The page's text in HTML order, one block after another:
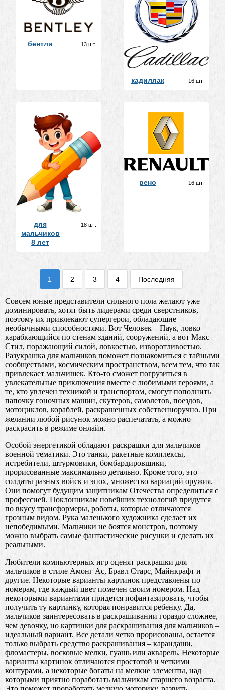
бентли 13 шт.
кадиллак 16 шт.
для
мальчиков
8 лет
18 шт.
рено 16 шт.
1 2 3 4 Последняя
Совсем юные представители сильного пола желают уже
доминировать, хотят быть лидерами среди сверстников,
поэтому их привлекают супергерои, обладающие
необычными способностями. Вот Человек – Паук, ловко
карабкающийся по стенам зданий, сооружений, а вот Макс
Стил, поражающий силой, ловкостью, изворотливостью.
Разукрашка для мальчиков поможет познакомиться с тайными
сообществами, космическим пространством, всем тем, что так
привлекает мальчишек. Кто-то сможет погрузиться в
увлекательные приключения вместе с любимыми героями, а
те, кто увлечен техникой и транспортом, смогут пополнить
папочку гоночных машин, скутеров, самолетов, поездов,
мотоциклов, кораблей, раскрашенных собственноручно. При
желании любой рисунок можно распечатать, а можно
раскрасить в режиме онлайн.
Особой энергетикой обладают раскрашки для мальчиков
военной тематики. Это танки, ракетные комплексы,
истребители, штурмовики, бомбардировщики,
прорисованные максимально детально. Кроме того, это
солдаты разных войск и эпох, множество вариаций оружия.
Они помогут будущим защитникам Отечества определиться с
профессией. Поклонникам новейших технологий придутся
по вкусу трансформеры, роботы, которые отличаются
грозным видом. Рука маленького художника сделает их
непобедимыми. Мальчики не боятся монстров, поэтому
можно выбрать самые фантастические рисунки и сделать их
реальными.
Любители компьютерных игр оценят раскрашки для
мальчиков в стиле Амонг Ас, Бравл Старс, Майнкрафт и
другие. Некоторые варианты картинок представлены по
номерам, где каждый цвет помечен своим номером. Над
некоторыми вариантами придется пофантазировать, чтобы
получить ту картинку, которая понравится ребенку. Да,
мальчиков заинтересовать в раскрашивании гораздо сложнее,
чем девочку, но картинки для раскрашивания для мальчиков –
идеальный вариант. Все детали четко прорисованы, остается
только выбрать средство раскрашивания – карандаши,
фломастеры, восковые мелки, гуашь или акварель. Некоторые
варианты картинок отличаются простотой и четкими
контурами, а некоторые богаты на мелкие элементы, над
которыми приятно поработать мальчикам старшего возраста.